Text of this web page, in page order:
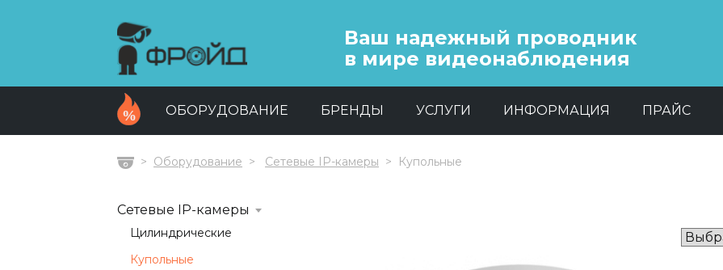
Ваш надежный проводник
в мире видеонаблюдения
ОБОРУДОВАНИЕ БРЕНДЫ УСЛУГИ ИНФОРМАЦИЯ ПРАЙС
ГлавнаяОборудование Сетевые IP-камеры Купольные
Сетевые IP-камеры
Цилиндрические
Купольные